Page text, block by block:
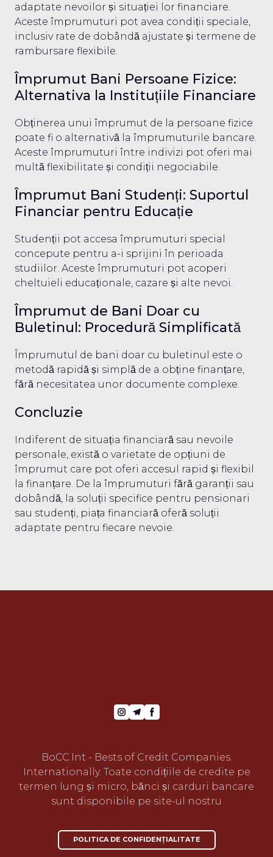
adaptate nevoilor și situației lor financiare.
Aceste împrumuturi pot avea condiții speciale,
inclusiv rate de dobândă ajustate și termene de
rambursare flexibile.
Împrumut Bani Persoane Fizice:
Alternativa la Instituțiile Financiare
Obținerea unui împrumut de la persoane fizice
poate fi o alternativă la împrumuturile bancare.
Aceste împrumuturi între indivizi pot oferi mai
multă flexibilitate și condiții negociabile.
Împrumut Bani Studenți: Suportul
Financiar pentru Educație
Studenții pot accesa împrumuturi special
concepute pentru a-i sprijini în perioada
studiilor. Aceste împrumuturi pot acoperi
cheltuieli educaționale, cazare și alte nevoi.
Împrumut de Bani Doar cu
Buletinul: Procedură Simplificată
Împrumutul de bani doar cu buletinul este o
metodă rapidă și simplă de a obține finanțare,
fără necesitatea unor documente complexe.
Concluzie
Indiferent de situația financiară sau nevoile
personale, există o varietate de opțiuni de
împrumut care pot oferi accesul rapid și flexibil
la finanțare. De la împrumuturi fără garanții sau
dobândă, la soluții specifice pentru pensionari
sau studenți, piața financiară oferă soluții
adaptate pentru fiecare nevoie.
BoCC.Int - Bests of Credit Companies.
Internationally. Toate condițiile de credite pe
termen lung și micro, bănci și carduri bancare
sunt disponibile pe site-ul nostru
POLITICA DE CONFIDENȚIALITATE